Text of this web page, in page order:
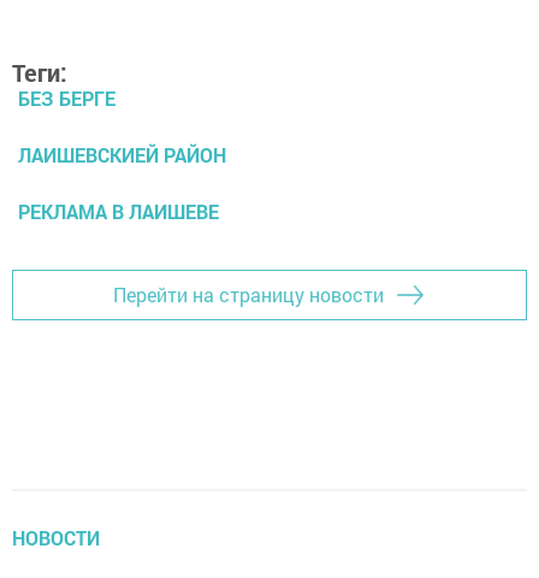
Теги:
БЕЗ БЕРГЕ
ЛАИШЕВСКИЕЙ РАЙОН
РЕКЛАМА В ЛАИШЕВЕ
Перейти на страницу новости
НОВОСТИ